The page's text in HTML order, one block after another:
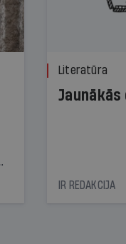
Literatūra
IR REDAKCIJA